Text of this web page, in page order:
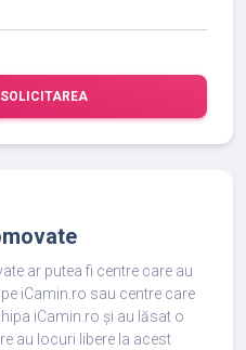
ar putea fi centre care au
iCamin.ro sau centre care
iCamin.ro și au lăsat o
au locuri libere la acest